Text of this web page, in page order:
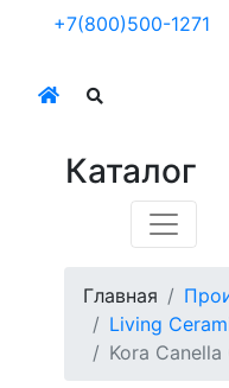
+7(800)500-1271
Каталог
Главная
Living
Kora